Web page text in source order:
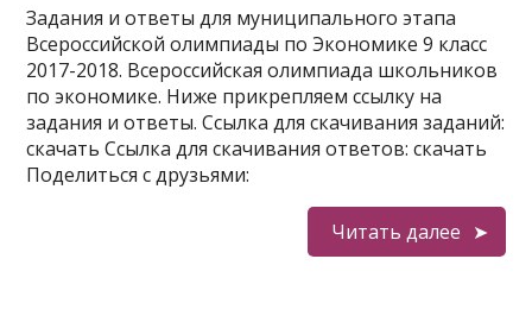
Задания и ответы для муниципального этапа
Всероссийской олимпиады по Экономике 9 класс
2017-2018. Всероссийская олимпиада школьников
по экономике. Ниже прикрепляем ссылку на
задания и ответы. Ссылка для скачивания заданий:
скачать Ссылка для скачивания ответов: скачать
Поделиться с друзьями:
Читать далее